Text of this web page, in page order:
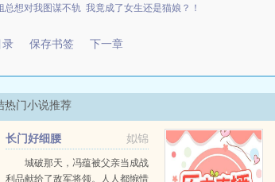
总想对我图谋不轨 我竟成了女生还是猫娘？！
录 保存书签 下一章
热门小说推荐
姒锦
长门好细腰
城破那天，冯蕴被父亲当成战
利品献给了敌军将领。人人都惋惜